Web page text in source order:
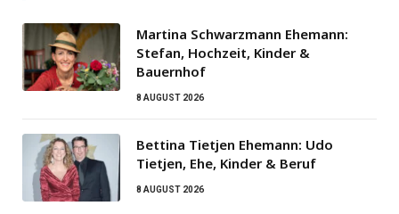
Martina Schwarzmann Ehemann:
Stefan, Hochzeit, Kinder &
Bauernhof
8 AUGUST 2026
Bettina Tietjen Ehemann: Udo
Tietjen, Ehe, Kinder & Beruf
8 AUGUST 2026